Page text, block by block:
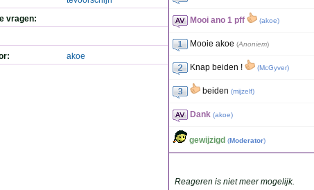
vragen:
akoe
Mooi ano 1 pff (akoe)
Mooie akoe (Anoniem)
Knap beiden ! (McGyver)
beiden (mijzelf)
Dank (akoe)
gewijzigd (Moderator)
Reageren is niet meer mogelijk.